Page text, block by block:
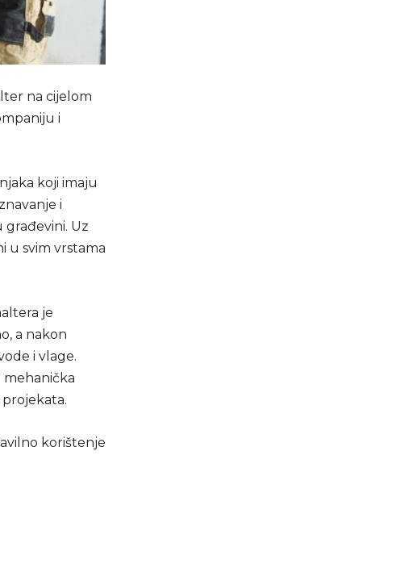
na cijelom
i
koji imaju
i
građevini. Uz
u svim vrstama
je
a nakon
i vlage.
mehanička
korištenje